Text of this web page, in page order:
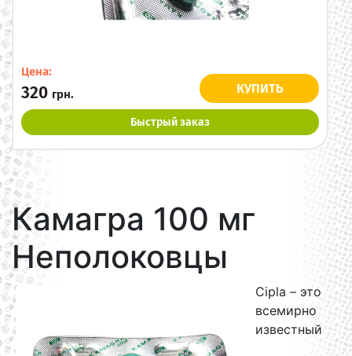
Цена:
320 грн. КУПИТЬ
Быстрый заказ
Камагра 100 мг
Неполоковцы
Cipla – это
всемирно
известный